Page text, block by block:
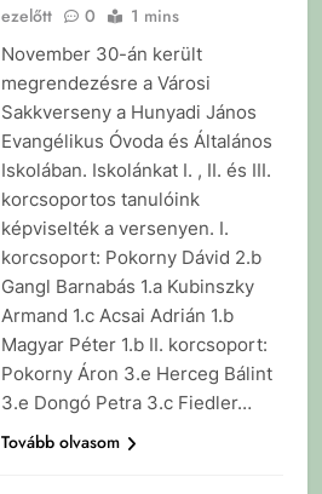
ezelőtt
0 1 mins
November 30-án került
megrendezésre a Városi
Sakkverseny a Hunyadi János
Evangélikus Óvoda és Általános
Iskolában. Iskolánkat I. , II. és III.
korcsoportos tanulóink
képviselték a versenyen. I.
korcsoport: Pokorny Dávid 2.b
Gangl Barnabás 1.a Kubinszky
Armand 1.c Acsai Adrián 1.b
Magyar Péter 1.b II. korcsoport:
Pokorny Áron 3.e Herceg Bálint
3.e Dongó Petra 3.c Fiedler…
Tovább olvasom